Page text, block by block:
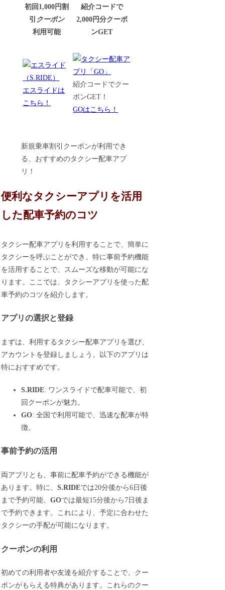
初回1,000円割
引 クーポン
利用可能
紹介コードで
2,000円分クーポ
ンGET
エスライドは
こちら！
紹介コードでクー
ポンGET！
GOはこちら！
新規乗車割引クーポンが利用でき
る、おすすめのタクシー配車アプ
リ！
便利なタクシーアプリを活用
した配車予約のコツ
タクシー配車アプリを利用することで、簡単に
タクシーを呼ぶことができ、特に事前予約機能
を活用することで、スムーズな移動が可能にな
ります。ここでは、タクシーアプリを使った配
車予約のコツを紹介します。
アプリの選択と登録
まずは、利用するタクシー配車アプリを選び、
アカウントを登録しましょう。以下のアプリは
特におすすめです。
S.RIDE: ワンスライドで配車可能で、初
回クーポンが魅力。
GO: 全国で利用可能で、迅速な配車が特
徴。
事前予約の活用
両アプリとも、事前に配車予約ができる機能が
あります。特に、S.RIDEでは20分後から6日後
まで予約可能、GOでは最短15分後から7日後ま
で予約できます。これにより、予定に合わせた
タクシーの手配が可能になります。
クーポンの利用
初めての利用者や友達を紹介することで、クー
ポンがもらえる特典があります。これらのクー